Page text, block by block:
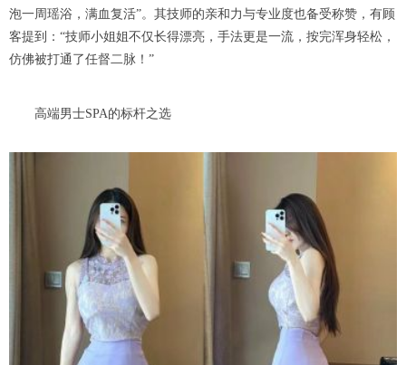
泡一周瑶浴，满血复活”。其技师的亲和力与专业度也备受称赞，有顾
客提到：“技师小姐姐不仅长得漂亮，手法更是一流，按完浑身轻松，
仿佛被打通了任督二脉！”
高端男士SPA的标杆之选